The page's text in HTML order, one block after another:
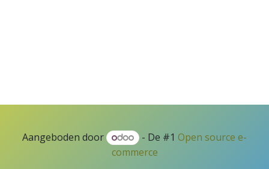
Aangeboden door - De #1 Open source e-
commerce